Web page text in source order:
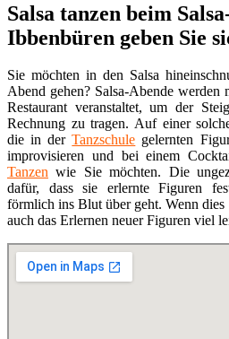
Salsa tanzen beim
Ibbenbüren geben Sie
Sie möchten in den Salsa
Abend gehen? Salsa-Abende werden
Restaurant veranstaltet, um der
Rechnung zu tragen. Auf einer
die in derTanzschule gelernten
improvisieren und bei einem
Tanzen wie Sie möchten. Die
dafür, dass sie erlernte Figuren
förmlich ins Blut über geht. Wenn
auch das Erlernen neuer Figuren viel